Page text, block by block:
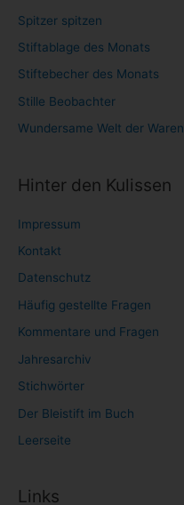
Spitzer spitzen
Stiftablage des Monats
Stiftebecher des Monats
Stille Beobachter
Wundersame Welt der Waren
Hinter den Kulissen
Impressum
Kontakt
Datenschutz
Häufig gestellte Fragen
Kommentare und Fragen
Jahresarchiv
Stichwörter
Der Bleistift im Buch
Leerseite
Links